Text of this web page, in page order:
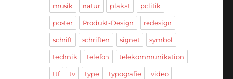
musik natur plakat politik
poster Produkt-Design redesign
schrift schriften signet symbol
technik telefon telekommunikation
ttf tv type typografie video